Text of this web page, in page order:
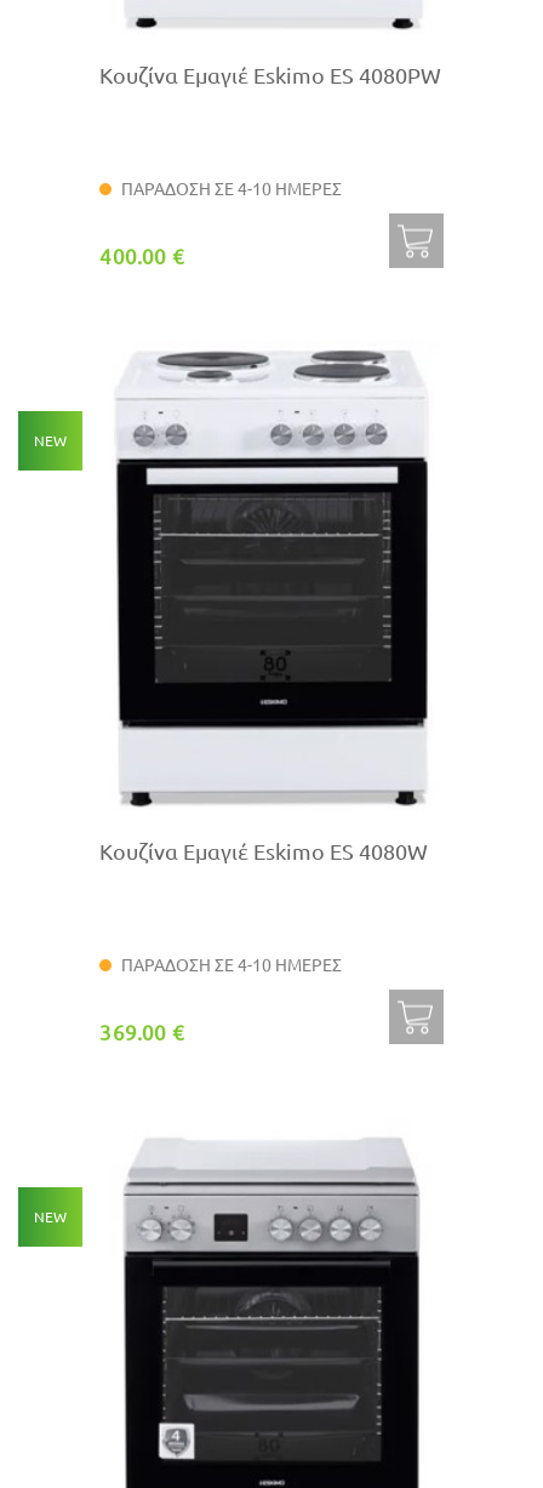
Κουζίνα Εμαγιέ Eskimo ES 4080PW
ΠΑΡΑΔΟΣΗ ΣΕ 4-10 ΗΜΕΡΕΣ
400.00 €
NEW
Κουζίνα Εμαγιέ Eskimo ES 4080W
ΠΑΡΑΔΟΣΗ ΣΕ 4-10 ΗΜΕΡΕΣ
369.00 €
NEW